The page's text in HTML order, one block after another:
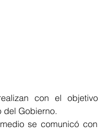
con el
del Gobierno.
se comunicó